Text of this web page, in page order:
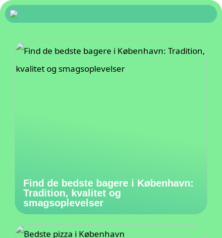
Find de bedste bagere i København:
Tradition, kvalitet og
smagsoplevelser